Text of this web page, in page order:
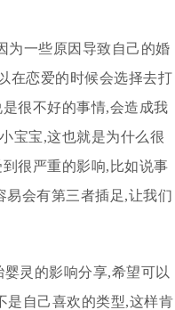
为一些原因导致自己的婚
在恋爱的时候会选择去打
很不好的事情,会造成我
宝宝,这也就是为什么很
很严重的影响,比如说事
易会有第三者插足,让我们
灵的影响分享,希望可以
是自己喜欢的类型,这样肯